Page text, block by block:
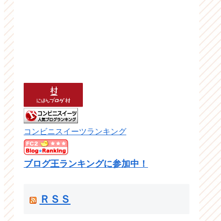
コンビニスイーツランキング
ブログ王ランキングに参加中！
ＲＳＳ